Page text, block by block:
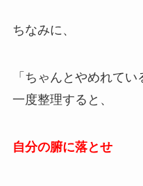
ちなみに、
「ちゃんとやめれて
一度整理すると、
自分の腑に落とせ